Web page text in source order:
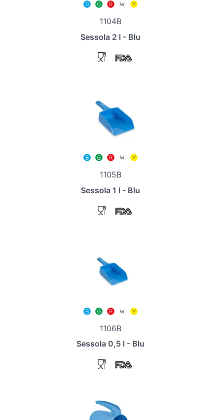
1104B
Sessola 2 l - Blu
1105B
Sessola 1 l - Blu
1106B
Sessola 0,5 l - Blu